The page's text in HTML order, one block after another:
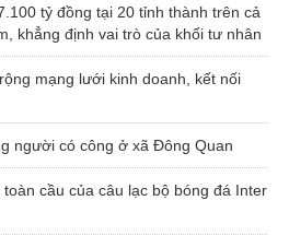
tỷ đồng tại 20 tỉnh thành trên cả
khẳng định vai trò của khối tư nhân
mạng lưới kinh doanh, kết nối
người có công ở xã Đông Quan
cầu của câu lạc bộ bóng đá Inter